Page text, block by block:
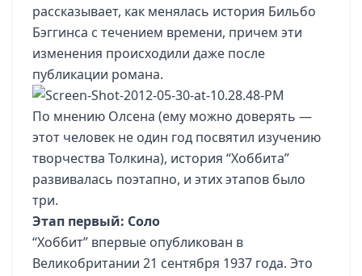
рассказывает, как менялась история Бильбо
Бэггинса с течением времени, причем эти
изменения происходили даже после
публикации романа.
По мнению Олсена (ему можно доверять —
этот человек не один год посвятил изучению
творчества Толкина), история “Хоббита”
развивалась поэтапно, и этих этапов было
три.
Этап первый: Соло
“Хоббит” впервые опубликован в
Великобритании 21 сентября 1937 года. Это